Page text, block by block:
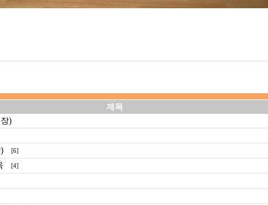
제목
)
[6]
[4]